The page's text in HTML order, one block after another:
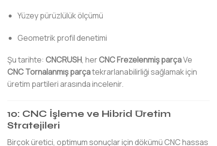
Yüzey pürüzlülük ölçümü
Geometrik profil denetimi
Şu tarihte: CNCRUSH, herCNC Frezelenmiş parçaVe
CNC Tornalanmış parçatekrarlanabilirliği sağlamak için
üretim partileri arasında incelenir.
10: CNC İşleme ve Hibrid Üretim
Stratejileri
Birçok üretici, optimum sonuçlar için dökümü CNC hassas